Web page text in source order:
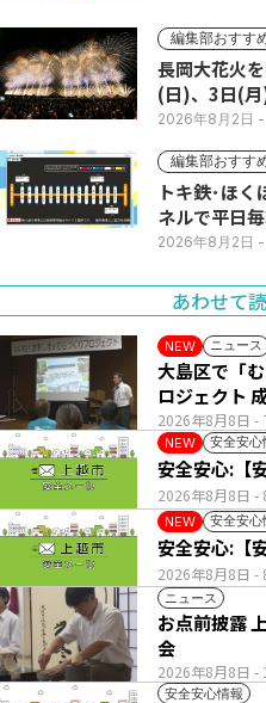
編集部おすす
長岡大花火
(日)、3日(
2026年8月2日
編集部おすす
トキ鉄･ほくほく
ネルで平日
2026年8月2日
あわせて
NEW ニュース
2026年8月8日 -
大島区で「
ロジェクト
NEW 安全安心
2026年8月8日 -
安全安心:【
NEW 安全安心
2026年8月8日 -
安全安心:【
ニュース
2026年8月8日 -
お点前披露
会
安全安心情報